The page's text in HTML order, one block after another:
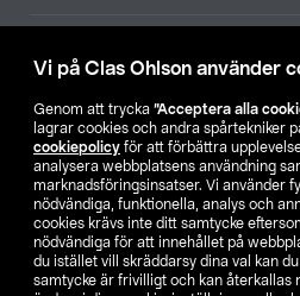
Vi på Clas Ohlson använder
Genom att trycka ”Acceptera alla
lagrar cookies och andra spårtekniker
cookiepolicy för att förbättra
analysera webbplatsens användning
marknadsföringsinsatser. Vi använder
nödvändiga, funktionella, analys och
cookies krävs inte ditt samtycke
nödvändiga för att innehållet på
du istället vill skräddarsy dina val kan
samtycke är frivilligt och kan återkallas
Hitta
SE NO